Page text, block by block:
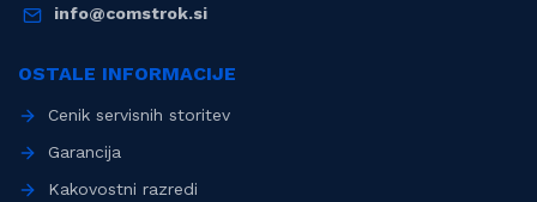
info@comstrok.si
OSTALE INFORMACIJE
Cenik servisnih storitev
Garancija
Kakovostni razredi